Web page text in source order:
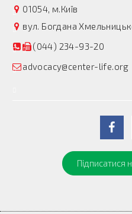
01054, м.Київ
вул. Богдана
(044) 234-93-20
advocacy@center-life.org
Підписатися